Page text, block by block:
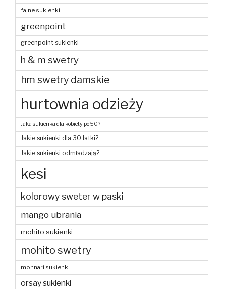
fajne sukienki
greenpoint
greenpoint sukienki
h & m swetry
hm swetry damskie
hurtownia odzieży
Jaka sukienka dla kobiety po 50?
Jakie sukienki dla 30 latki?
Jakie sukienki odmładzają?
kesi
kolorowy sweter w paski
mango ubrania
mohito sukienki
mohito swetry
monnari sukienki
orsay sukienki